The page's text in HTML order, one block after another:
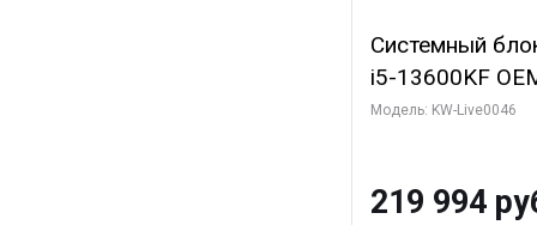
Системный
i5-13600KF
7, C14 8EC/
SSD)
Модель: KW-Live0046
219 994